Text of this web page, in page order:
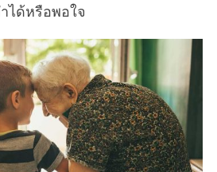
ได้หรือพอใจ